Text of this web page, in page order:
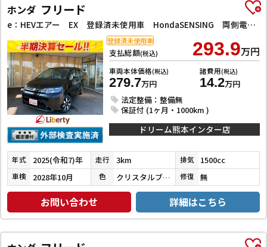
ホンダ フリード
e：HEVエアー EX 登録済未使用車 HondaSENSING 両側電動スライドドア アダプティブクルーズコントロール 禁煙車 純正アルミホイール LEDヘッドライト シートヒーター 電子パーキング オートブレーキホールド
支払総額(税込) 293.9万円
車両本体価格(税込)
279.7万円
諸費用(税込)
14.2万円
法定整備：整備無
保証付 (1ヶ月・1000km )
登録済未使用車
ドリーム熊本インター店
年式 2025(令和7)年 走行 3km 排気 1500cc
車検 2028年10月 色 クリスタルブラック・パール 修復 無
お問い合わせ 詳細はこちら